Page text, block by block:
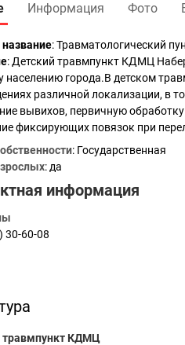
Информация Фото
:Травматологический
: Детский травмпункт КДМЦ
населению города.В детском
различной локализации, в
вывихов, первичную
фиксирующих повязок при
: Государственная
: да
информация
30-60-08
травмпункт КДМЦ